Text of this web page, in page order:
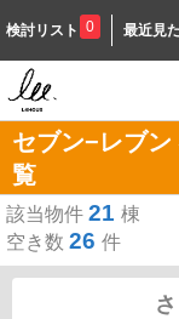
検討リスト 0 最近見
セブン−レブ
覧
該当物件 21 棟
空き数 26 件